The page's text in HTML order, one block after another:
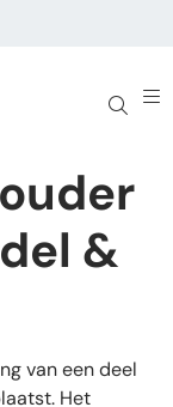
&
van een deel
Het